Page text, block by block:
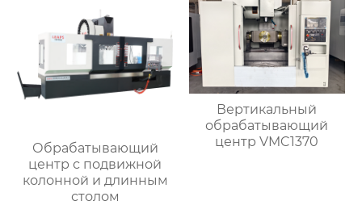
Обрабатывающий
центр с подвижной
колонной и длинным
столом
Вертикальный
обрабатывающий
центр VMC1370